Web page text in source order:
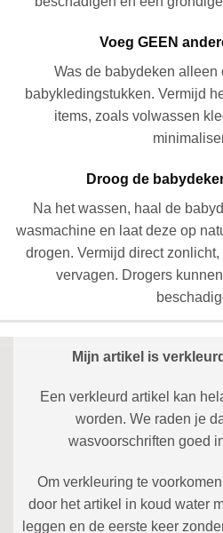
Voeg GEEN
Was de babydeken alleen
babykledingstukken. Vermijd
items, zoals volwassen
Droog de
Na het wassen, haal de
wasmachine en laat deze op
drogen. Vermijd direct
vervagen. Drogers
Mijn artikel is
Een verkleurd artikel kan
worden. We raden je
wasvoorschriften goed
Om verkleuring te
door het artikel in koud water
leggen en de eerste keer